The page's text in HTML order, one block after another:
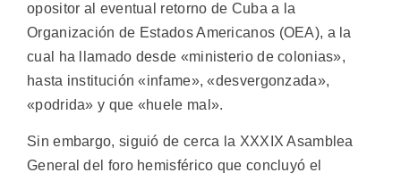
opositor al eventual retorno de Cuba a la
Organización de Estados Americanos (OEA), a la
cual ha llamado desde «ministerio de colonias»,
hasta institución «infame», «desvergonzada»,
«podrida» y que «huele mal».
Sin embargo, siguió de cerca la XXXIX Asamblea
General del foro hemisférico que concluyó el